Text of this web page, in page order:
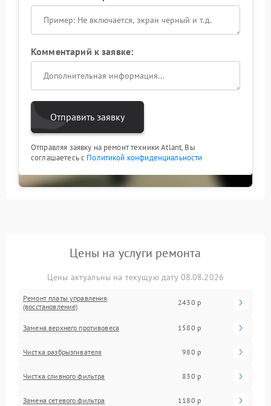
Комментарий к заявке:
Отправить заявку
Отправляя заявку на ремонт техники Atlant, Вы
соглашаетесь с Политикой конфиденциальности
Цены на услуги ремонта
Цены актуальны на текущую дату 08.08.2026
Ремонт платы управления
(восстановление)
2430 р
Замена верхнего противовеса 1580 р
Чистка разбрызгивателя 980 р
Чистка сливного фильтра 830 р
Замена сетевого фильтра 1180 р